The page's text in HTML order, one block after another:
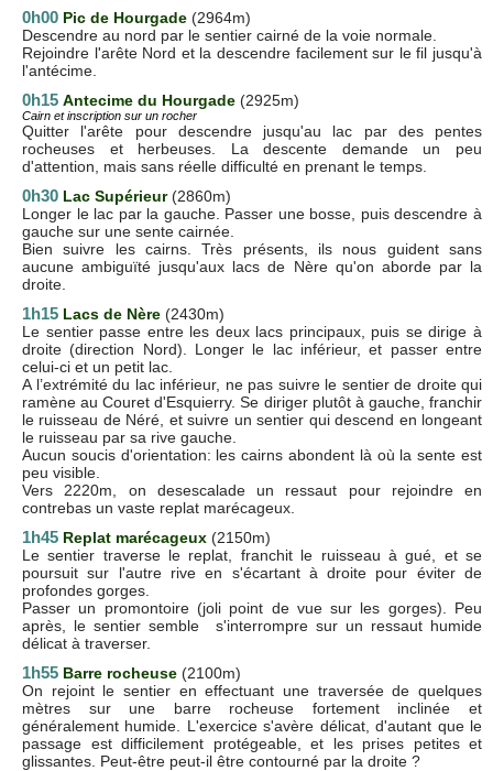
0h00 Pic de Hourgade (2964m)
Descendre au nord par le sentier cairné de la voie normale.
Rejoindre l'arête Nord et la descendre facilement sur le fil jusqu'à
l'antécime.
0h15 Antecime du Hourgade (2925m)
Cairn et inscription sur un rocher
Quitter l'arête pour descendre jusqu'au lac par des pentes
rocheuses et herbeuses. La descente demande un peu
d'attention, mais sans réelle difficulté en prenant le temps.
0h30 Lac Supérieur(2860m)
Longer le lac par la gauche. Passer une bosse, puis descendre à
gauche sur une sente cairnée.
Bien suivre les cairns. Très présents, ils nous guident sans
aucune ambiguïté jusqu'aux lacs de Nère qu'on aborde par la
droite.
1h15 Lacs de Nère (2430m)
Le sentier passe entre les deux lacs principaux, puis se dirige à
droite (direction Nord). Longer le lac inférieur, et passer entre
celui-ci et un petit lac.
A l’extrémité du lac inférieur, ne pas suivre le sentier de droite qui
ramène au Couret d'Esquierry. Se diriger plutôt à gauche, franchir
le ruisseau de Néré, et suivre un sentier qui descend en longeant
le ruisseau par sa rive gauche.
Aucun soucis d'orientation: les cairns abondent là où la sente est
peu visible.
Vers 2220m, on desescalade un ressaut pour rejoindre en
contrebas un vaste replat marécageux.
1h45 Replat marécageux (2150m)
Le sentier traverse le replat, franchit le ruisseau à gué, et se
poursuit sur l'autre rive en s'écartant à droite pour éviter de
profondes gorges.
Passer un promontoire (joli point de vue sur les gorges). Peu
après, le sentier semble s'interrompre sur un ressaut humide
délicat à traverser.
1h55 Barre rocheuse (2100m)
On rejoint le sentier en effectuant une traversée de quelques
mètres sur une barre rocheuse fortement inclinée et
généralement humide. L'exercice s'avère délicat, d'autant que le
passage est difficilement protégeable, et les prises petites et
glissantes. Peut-être peut-il être contourné par la droite ?